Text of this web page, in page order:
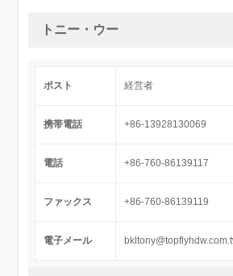
トニー・ウー
ポスト 経営者
携帯電話 +86-13928130069
電話 +86-760-86139117
ファックス +86-760-86139119
電子メール